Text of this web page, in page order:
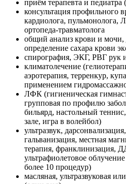
приём терапевта и педиатра
консультация профильного
кардиолога, пульмонолога,
ортопеда-травматолога
общий анализ крови и мочи,
определение сахара крови
спирография, ЭКГ, РВГ рук
климатолечение
аэротерапия, терренкур,
применением
ЛФК (гигиеническая
групповая по профилю
бильярд, настольный
зале, игра в волейбол)
ультразвук,
гальванизация, местная
терапия, франклинизация,
ультрафиолетовое
более 10 процедур)
масляная, ультразвуковая